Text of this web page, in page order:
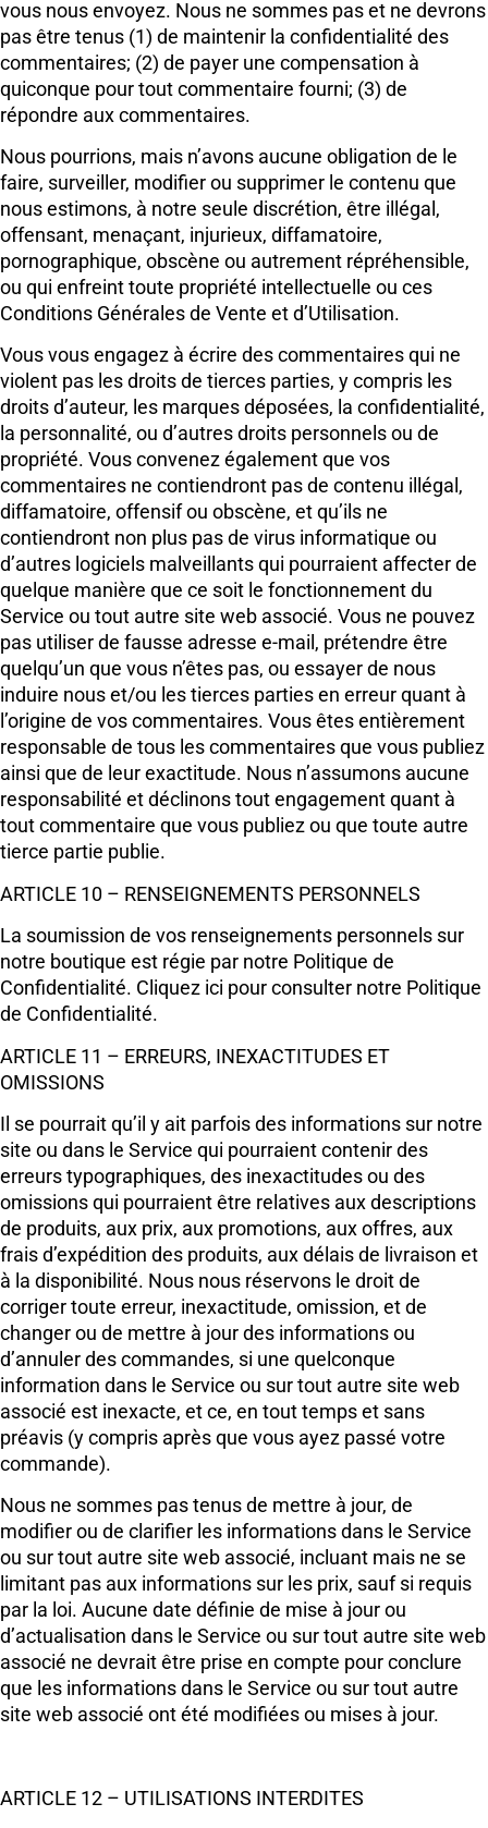
vous nous envoyez. Nous ne sommes pas et ne devrons
pas être tenus (1) de maintenir la confidentialité des
commentaires; (2) de payer une compensation à
quiconque pour tout commentaire fourni; (3) de
répondre aux commentaires.
Nous pourrions, mais n’avons aucune obligation de le
faire, surveiller, modifier ou supprimer le contenu que
nous estimons, à notre seule discrétion, être illégal,
offensant, menaçant, injurieux, diffamatoire,
pornographique, obscène ou autrement répréhensible,
ou qui enfreint toute propriété intellectuelle ou ces
Conditions Générales de Vente et d’Utilisation.
Vous vous engagez à écrire des commentaires qui ne
violent pas les droits de tierces parties, y compris les
droits d’auteur, les marques déposées, la confidentialité,
la personnalité, ou d’autres droits personnels ou de
propriété. Vous convenez également que vos
commentaires ne contiendront pas de contenu illégal,
diffamatoire, offensif ou obscène, et qu’ils ne
contiendront non plus pas de virus informatique ou
d’autres logiciels malveillants qui pourraient affecter de
quelque manière que ce soit le fonctionnement du
Service ou tout autre site web associé. Vous ne pouvez
pas utiliser de fausse adresse e-mail, prétendre être
quelqu’un que vous n’êtes pas, ou essayer de nous
induire nous et/ou les tierces parties en erreur quant à
l’origine de vos commentaires. Vous êtes entièrement
responsable de tous les commentaires que vous publiez
ainsi que de leur exactitude. Nous n’assumons aucune
responsabilité et déclinons tout engagement quant à
tout commentaire que vous publiez ou que toute autre
tierce partie publie.
ARTICLE 10 – RENSEIGNEMENTS PERSONNELS
La soumission de vos renseignements personnels sur
notre boutique est régie par notre Politique de
Confidentialité. Cliquez ici pour consulter notre Politique
de Confidentialité.
ARTICLE 11 – ERREURS, INEXACTITUDES ET
OMISSIONS
Il se pourrait qu’il y ait parfois des informations sur notre
site ou dans le Service qui pourraient contenir des
erreurs typographiques, des inexactitudes ou des
omissions qui pourraient être relatives aux descriptions
de produits, aux prix, aux promotions, aux offres, aux
frais d’expédition des produits, aux délais de livraison et
à la disponibilité. Nous nous réservons le droit de
corriger toute erreur, inexactitude, omission, et de
changer ou de mettre à jour des informations ou
d’annuler des commandes, si une quelconque
information dans le Service ou sur tout autre site web
associé est inexacte, et ce, en tout temps et sans
préavis (y compris après que vous ayez passé votre
commande).
Nous ne sommes pas tenus de mettre à jour, de
modifier ou de clarifier les informations dans le Service
ou sur tout autre site web associé, incluant mais ne se
limitant pas aux informations sur les prix, sauf si requis
par la loi. Aucune date définie de mise à jour ou
d’actualisation dans le Service ou sur tout autre site web
associé ne devrait être prise en compte pour conclure
que les informations dans le Service ou sur tout autre
site web associé ont été modifiées ou mises à jour.
ARTICLE 12 – UTILISATIONS INTERDITES